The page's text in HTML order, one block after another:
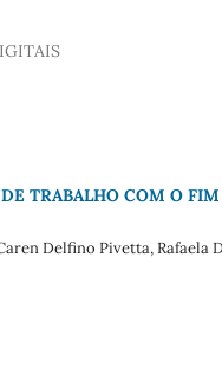
TRABALHO COM O
Delfino Pivetta, Rafaela